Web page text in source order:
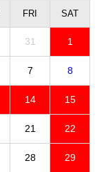
FRI SAT
31 1
7 8
14 15
21 22
28 29